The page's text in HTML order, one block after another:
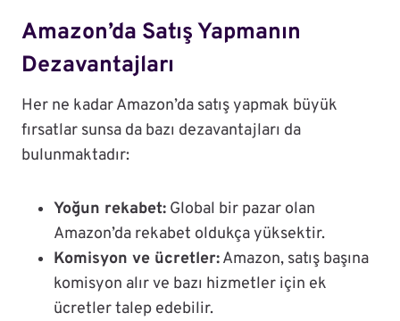
Amazon’da Satış Yapmanın
Dezavantajları
Her ne kadar Amazon’da satış yapmak büyük
fırsatlar sunsa da bazı dezavantajları da
bulunmaktadır:
Yoğun rekabet: Global bir pazar olan
Amazon’da rekabet oldukça yüksektir.
Komisyon ve ücretler:Amazon, satış başına
komisyon alır ve bazı hizmetler için ek
ücretler talep edebilir.